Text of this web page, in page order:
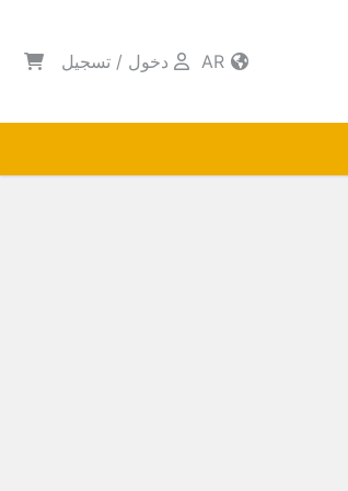
دخول / تسجيل